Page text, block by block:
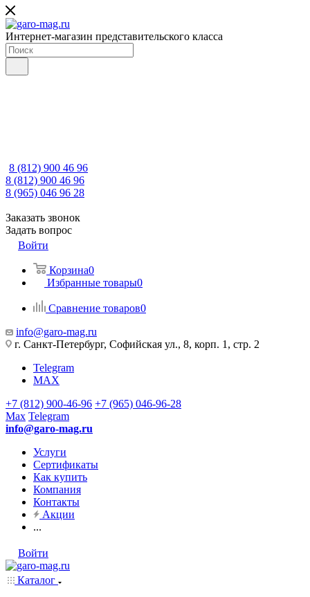
Интернет-магазин представительского класса
8 (812) 900 46 96
8 (812) 900 46 96
8 (965) 046 96 28
Заказать звонок
Задать вопрос
Войти
Корзина0
Избранные товары0
Сравнение товаров0
info@garo-mag.ru
г. Санкт-Петербург, Софийская ул., 8, корп. 1, стр. 2
Telegram
MAX
+7 (812) 900-46-96 +7 (965) 046-96-28
Max Telegram
info@garo-mag.ru
Услуги
Сертификаты
Как купить
Компания
Контакты
Акции
...
Войти
Каталог